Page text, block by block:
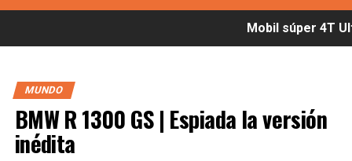
Mobil súper 4T
MUNDO
BMW R 1300 GS | Espiada la versión
inédita